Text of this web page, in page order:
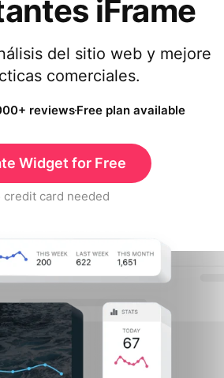
iFrame
del sitio web y mejore
comerciales.
reviewsFree plan available
Widget for Free
credit card needed